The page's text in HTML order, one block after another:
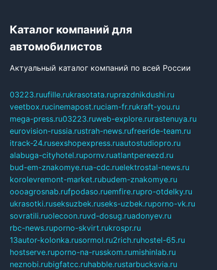
Каталог компаний для
автомобилистов
Актуальный каталог компаний по всей России
03223.ruufille.rukrasotata.ruprazdnikdushi.ru
veetbox.rucinemapost.ruciam-fr.rukraft-you.ru
mega-press.ru03223.ruweb-explore.rurastenuya.ru
eurovision-russia.rustrah-news.rufreeride-team.ru
itrack-24.rusexshopexpress.ruautostudiopro.ru
alabuga-cityhotel.rupornv.ruatlantpereezd.ru
bud-em-znakomye.rua-cdc.ruelektrostal-news.ru
korolevremont-market.rubudem-znakomye.ru
oooagrosnab.rufpodaso.ruemfire.rupro-otdelky.ru
ukrasotki.ruseksuzbek.ruseks-uzbek.ruporno-vk.ru
sovratili.ruolecoon.ruvd-dosug.ruadonyev.ru
rbc-news.ruporno-skvirt.rukrospr.ru
13autor-kolonka.rusormol.ru2rich.ruhostel-65.ru
hostserve.ruporno-na-russkom.rumishinlab.ru
neznobi.rubigfatcc.ruhabble.rustarbucksvia.ru